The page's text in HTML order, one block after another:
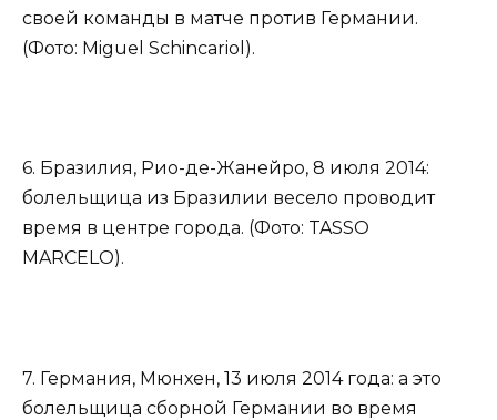
своей команды в матче против Германии.
(Фото: Miguel Schincariol).
6. Бразилия, Рио-де-Жанейро, 8 июля 2014:
болельщица из Бразилии весело проводит
время в центре города. (Фото: TASSO
MARCELO).
7. Германия, Мюнхен, 13 июля 2014 года: а это
болельщица сборной Германии во время